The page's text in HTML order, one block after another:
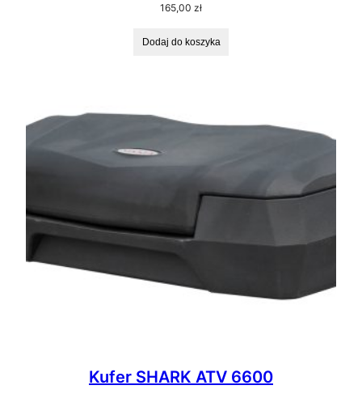
165,00 zł
Dodaj do koszyka
Kufer SHARK ATV 6600